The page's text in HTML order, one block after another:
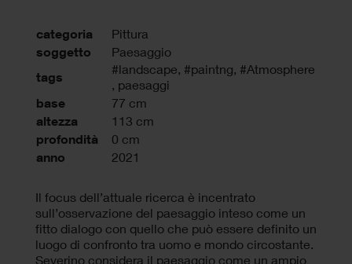
categoria Pittura
soggetto Paesaggio
tags
#landscape, #paintng, #Atmosphere
, paesaggi
base 77 cm
altezza 113 cm
profondità 0 cm
anno 2021
Il focus dell’attuale ricerca è incentrato
sull’osservazione del paesaggio inteso come un
fitto dialogo con quello che può essere definito un
luogo di confronto tra uomo e mondo circostante.
Severino considera il paesaggio come un ampio